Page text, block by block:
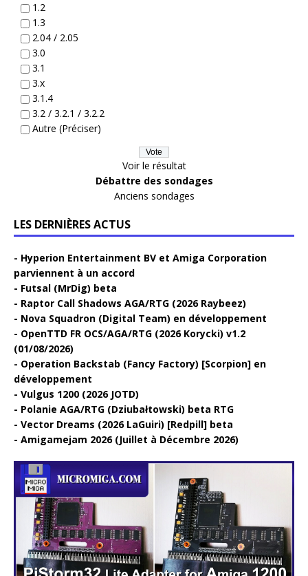
1.2
1.3
2.04 / 2.05
3.0
3.1
3.x
3.1.4
3.2 / 3.2.1 / 3.2.2
Autre (Préciser)
Voir le résultat
Débattre des sondages
Anciens sondages
LES DERNIÈRES ACTUS
Hyperion Entertainment BV et Amiga Corporation
parviennent à un accord
Futsal (MrDig) beta
Raptor Call Shadows AGA/RTG (2026 Raybeez)
Nova Squadron (Digital Team) en développement
OpenTTD FR OCS/AGA/RTG (2026 Korycki) v1.2
(01/08/2026)
Operation Backstab (Fancy Factory) [Scorpion] en
développement
Vulgus 1200 (2026 JOTD)
Polanie AGA/RTG (Dziubałtowski) beta RTG
Vector Dreams (2026 LaGuiri) [Redpill] beta
Amigamejam 2026 (Juillet à Décembre 2026)